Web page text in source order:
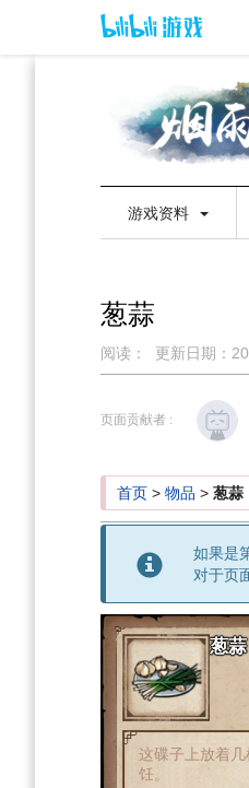
游戏资料
葱蒜
阅读： 更新日期：
到
到
页面贡献者 :
首页 > 物品 > 葱蒜
如果是
对于页
葱蒜
这碟子上放着
饪。